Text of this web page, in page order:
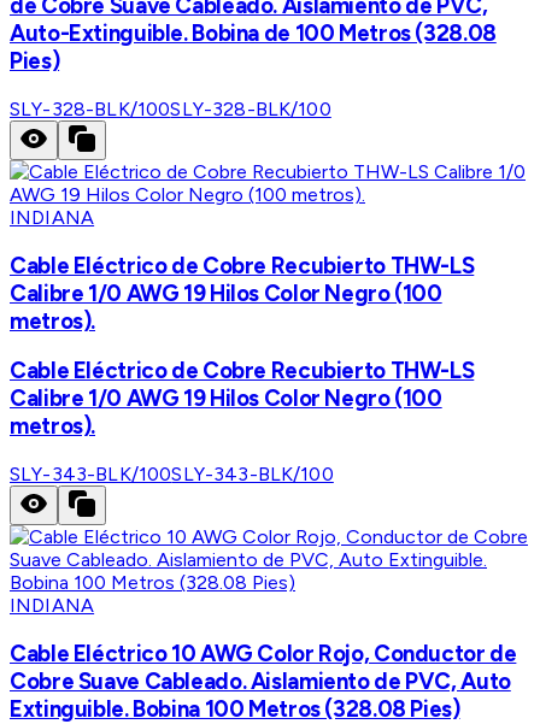
Auto-Extinguible. Bobina de 100 Metros (328.08
Pies)
SLY-328-BLK/100SLY-328-BLK/100
INDIANA
Cable Eléctrico de Cobre Recubierto THW-LS
Calibre 1/0 AWG 19 Hilos Color Negro (100
metros).
Cable Eléctrico de Cobre Recubierto THW-LS
Calibre 1/0 AWG 19 Hilos Color Negro (100
metros).
SLY-343-BLK/100SLY-343-BLK/100
INDIANA
Cable Eléctrico 10 AWG Color Rojo, Conductor de
Cobre Suave Cableado. Aislamiento de PVC, Auto
Extinguible. Bobina 100 Metros (328.08 Pies)